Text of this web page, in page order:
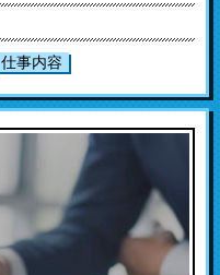
仕事内容